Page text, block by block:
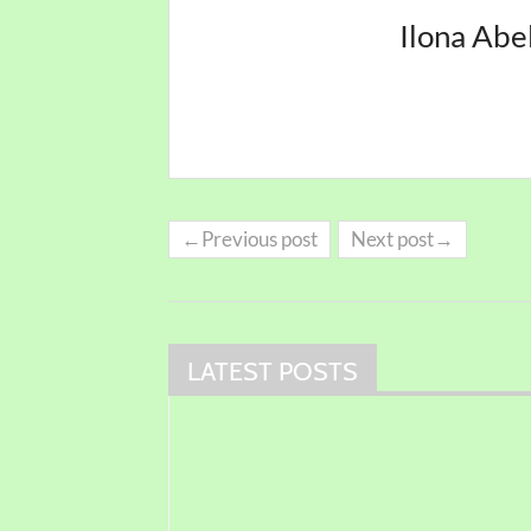
Ilona
←Previous post Next post→
LATEST POSTS